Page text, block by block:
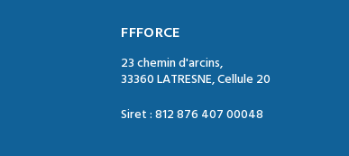
FFFORCE
23 chemin d'arcins,
33360 LATRESNE, Cellule 20
Siret : 812 876 407 00048